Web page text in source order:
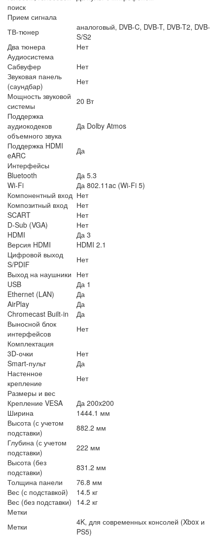
поиск
Прием сигнала
ТВ-тюнер
аналоговый, DVB-C, DVB-T, DVB-T2, DVB-
S/S2
Два тюнера
Нет
Аудиосистема
Сабвуфер
Нет
Звуковая панель
(саундбар)
Нет
Мощность звуковой
системы
20 Вт
Поддержка
аудиокодеков
объемного звука
Да Dolby Atmos
Поддержка HDMI
eARC
Да
Интерфейсы
Bluetooth
Да 5.3
Wi-Fi
Да 802.11ac (Wi-Fi 5)
Компонентный вход Нет
Композитный вход
Нет
SCART
Нет
D-Sub (VGA)
Нет
HDMI
Да 3
Версия HDMI
HDMI 2.1
Цифровой выход
S/PDIF
Нет
Выход на наушники Нет
USB
Да 1
Ethernet (LAN)
Да
AirPlay
Да
Chromecast Built-in
Да
Выносной блок
интерфейсов
Нет
Комплектация
3D-очки
Нет
Smart-пульт
Да
Настенное
крепление
Нет
Размеры и вес
Крепление VESA
Да 200x200
Ширина
1444.1 мм
Высота (с учетом
подставки)
882.2 мм
Глубина (с учетом
подставки)
222 мм
Высота (без
подставки)
831.2 мм
Толщина панели
76.8 мм
Вес (с подставкой)
14.5 кг
Вес (без подставки) 14.2 кг
Метки
Метки
4K, для современных консолей (Xbox и
PS5)